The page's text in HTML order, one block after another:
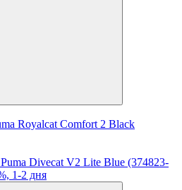
Royalcat Comfort 2 Black